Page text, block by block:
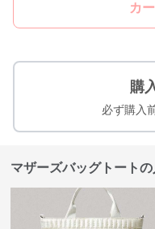
カ
購
必ず購入
マザーズバッグトート